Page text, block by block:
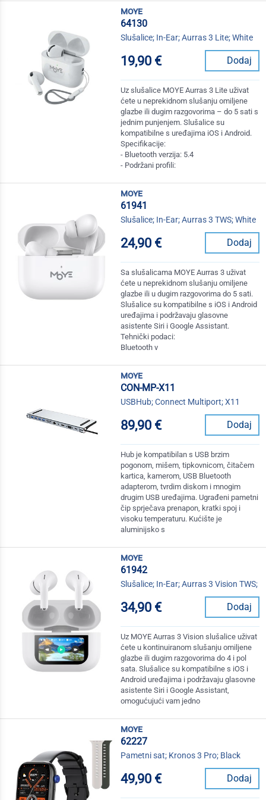
moye
64130
Slušalice; In-Ear; Aurras 3 Lite; White
19,90 € Dodaj
Uz slušalice MOYE Aurras 3 Lite uživat
ćete u neprekidnom slušanju omiljene
glazbe ili dugim razgovorima – do 5 sati s
jednim punjenjem. Slušalice su
kompatibilne s uređajima iOS i Android.
Specifikacije:
- Bluetooth verzija: 5.4
- Podržani profili:
moye
61941
Slušalice; In-Ear; Aurras 3 TWS; White
24,90 € Dodaj
Sa slušalicama MOYE Aurras 3 uživat
ćete u neprekidnom slušanju omiljene
glazbe ili u dugim razgovorima do 5 sati.
Slušalice su kompatibilne s iOS i Android
uređajima i podržavaju glasovne
asistente Siri i Google Assistant.
Tehnički podaci:
Bluetooth v
moye
CON-MP-X11
USBHub; Connect Multiport; X11
89,90 € Dodaj
Hub je kompatibilan s USB brzim
pogonom, mišem, tipkovnicom, čitačem
kartica, kamerom, USB Bluetooth
adapterom, tvrdim diskom i mnogim
drugim USB uređajima. Ugrađeni pametni
čip sprječava prenapon, kratki spoj i
visoku temperaturu. Kućište je
aluminijsko s
moye
61942
Slušalice; In-Ear; Aurras 3 Vision TWS;
34,90 € Dodaj
Uz MOYE Aurras 3 Vision slušalice uživat
ćete u kontinuiranom slušanju omiljene
glazbe ili dugim razgovorima do 4 i pol
sata. Slušalice su kompatibilne s iOS i
Android uređajima i podržavaju glasovne
asistente Siri i Google Assistant,
omogućujući vam jedno
moye
62227
Pametni sat; Kronos 3 Pro; Black
49,90 € Dodaj